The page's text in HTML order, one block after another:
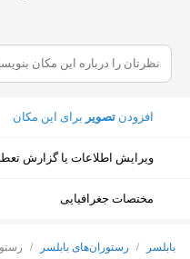
افزودن تصویر برای این مکان
ویرایش اطلاعات یا گزارش
مختصات جغرافیایی
بابلسر / رستوران‌های بابلسر /